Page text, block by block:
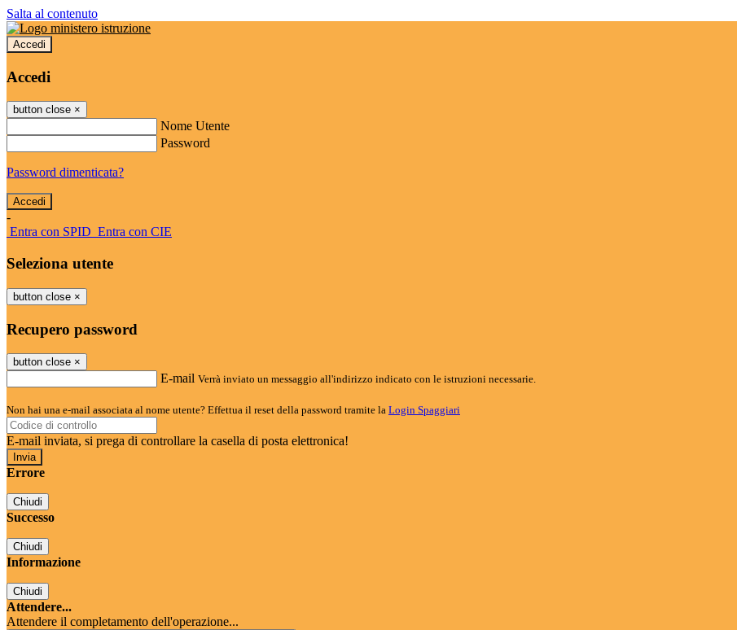
Salta al contenuto
Accedi
Accedi
button close ×
Nome Utente
Password
Password dimenticata?
-
Entra con SPID Entra con CIE
Seleziona utente
button close ×
Recupero password
button close ×
E-mail Verrà inviato un messaggio all'indirizzo indicato con le istruzioni necessarie.
Non hai una e-mail associata al nome utente? Effettua il reset della password tramite la Login Spaggiari
E-mail inviata, si prega di controllare la casella di posta elettronica!
Errore
Chiudi
Successo
Chiudi
Informazione
Chiudi
Attendere...
Attendere il completamento dell'operazione...